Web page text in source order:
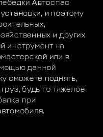
Автоспас
и поэтому
и других
инструмент на
или в
данной
сможете поднять,
будь то тяжелое
при